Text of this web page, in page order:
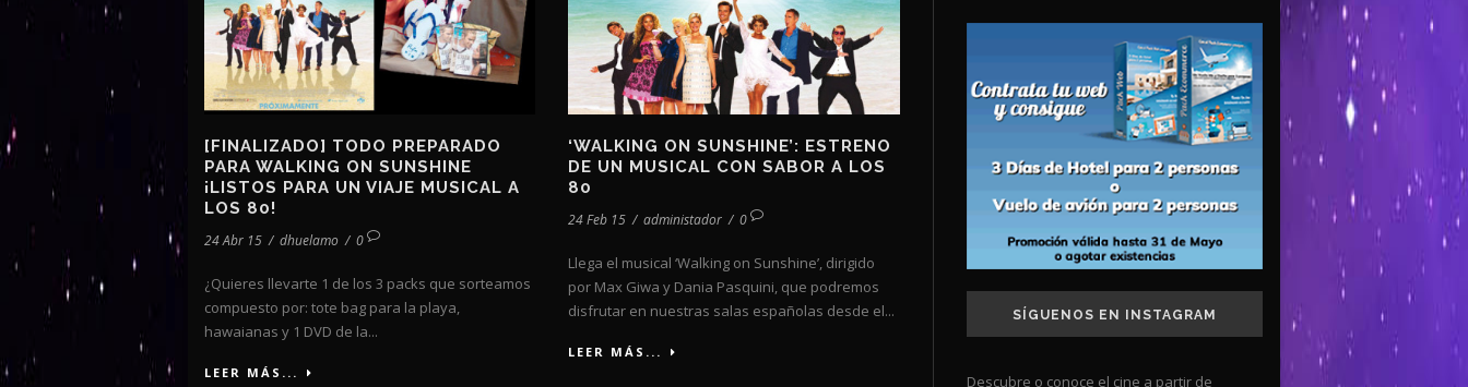
[FINALIZADO] TODO PREPARADO
PARA WALKING ON SUNSHINE
¡LISTOS PARA UN VIAJE MUSICAL A
LOS 80!
24 Abr 15 / dhuelamo / 0
¿Quieres llevarte 1 de los 3 packs que sorteamos
compuesto por: tote bag para la playa,
hawaianas y 1 DVD de la...
LEER MÁS...
‘WALKING ON SUNSHINE’: ESTRENO
DE UN MUSICAL CON SABOR A LOS
80
24 Feb 15 / administador / 0
Llega el musical ‘Walking on Sunshine’, dirigido
por Max Giwa y Dania Pasquini, que podremos
disfrutar en nuestras salas españolas desde el...
LEER MÁS...
SÍGUENOS EN INSTAGRAM
Descubre o conoce el cine a partir de